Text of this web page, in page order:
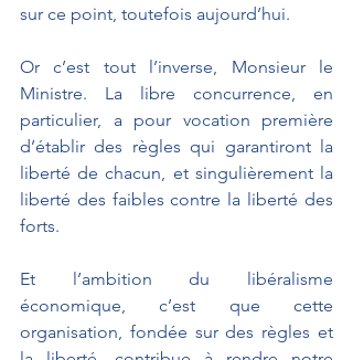
sur ce point, toutefois aujourd’hui.
Or c’est tout l’inverse, Monsieur le
Ministre. La libre concurrence, en
particulier, a pour vocation première
d’établir des règles qui garantiront la
liberté de chacun, et singulièrement la
liberté des faibles contre la liberté des
forts.
Et l’ambition du libéralisme
économique, c’est que cette
organisation, fondée sur des règles et